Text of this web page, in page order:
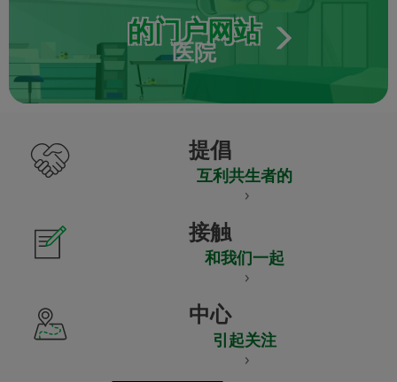
的门户网站
医院
提倡
互利共生者的
接触
和我们一起
中心
引起关注